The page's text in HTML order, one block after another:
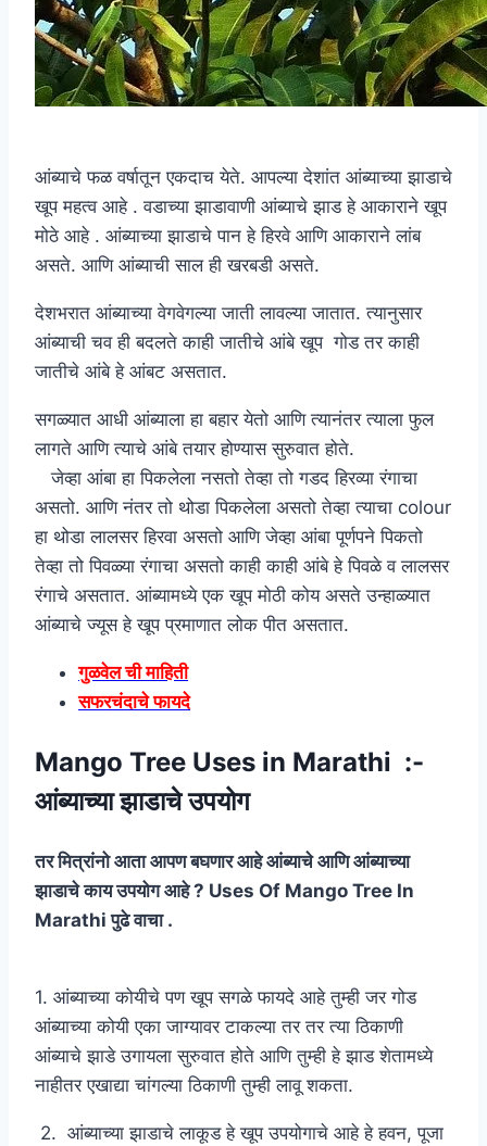
आंब्याचे फळ वर्षातून एकदाच येते. आपल्या देशांत आंब्याच्या झाडाचे
खूप महत्व आहे . वडाच्या झाडावाणी आंब्याचे झाड हे आकाराने खूप
मोठे आहे . आंब्याच्या झाडाचे पान हे हिरवे आणि आकाराने लांब
असते. आणि आंब्याची साल ही खरबडी असते.
देशभरात आंब्याच्या वेगवेगल्या जाती लावल्या जातात. त्यानुसार
आंब्याची चव ही बदलते काही जातीचे आंबे खूप गोड तर काही
जातीचे आंबे हे आंबट असतात.
सगळ्यात आधी आंब्याला हा बहार येतो आणि त्यानंतर त्याला फुल
लागते आणि त्याचे आंबे तयार होण्यास सुरुवात होते.
जेव्हा आंबा हा पिकलेला नसतो तेव्हा तो गडद हिरव्या रंगाचा
असतो. आणि नंतर तो थोडा पिकलेला असतो तेव्हा त्याचा colour
हा थोडा लालसर हिरवा असतो आणि जेव्हा आंबा पूर्णपने पिकतो
तेव्हा तो पिवळ्या रंगाचा असतो काही काही आंबे हे पिवळे व लालसर
रंगाचे असतात. आंब्यामध्ये एक खूप मोठी कोय असते उन्हाळ्यात
आंब्याचे ज्यूस हे खूप प्रमाणात लोक पीत असतात.
गुळवेल ची माहिती
सफरचंदाचे फायदे
Mango Tree Uses in Marathi :-
आंब्याच्या झाडाचे उपयोग
तर मित्रांनो आता आपण बघणार आहे आंब्याचे आणि आंब्याच्या
झाडाचे काय उपयोग आहे ? Uses Of Mango Tree In
Marathi पुढे वाचा .
1. आंब्याच्या कोयीचे पण खूप सगळे फायदे आहे तुम्ही जर गोड
आंब्याच्या कोयी एका जाग्यावर टाकल्या तर तर त्या ठिकाणी
आंब्याचे झाडे उगायला सुरुवात होते आणि तुम्ही हे झाड शेतामध्ये
नाहीतर एखाद्या चांगल्या ठिकाणी तुम्ही लावू शकता.
2. आंब्याच्या झाडाचे लाकूड हे खूप उपयोगाचे आहे हे हवन, पूजा